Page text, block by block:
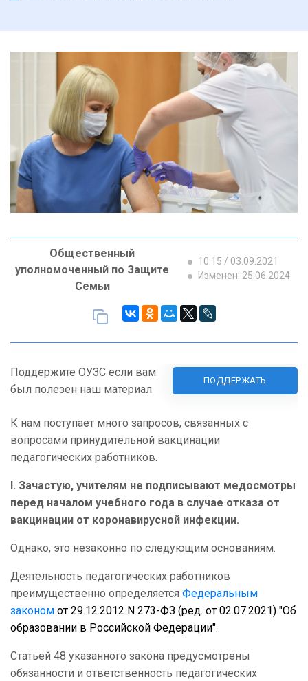
Общественный
уполномоченный по Защите
Семьи
10:15 / 03.09.2021
Изменен: 25.06.2024
Поддержите ОУЗС если вам
был полезен наш материал
ПОДДЕРЖАТЬ
К нам поступает много запросов, связанных с
вопросами принудительной вакцинации
педагогических работников.
I. Зачастую, учителям не подписывают медосмотры
перед началом учебного года в случае отказа от
вакцинации от коронавирусной инфекции.
Однако, это незаконно по следующим основаниям.
Деятельность педагогических работников
преимущественно определяется Федеральным
законом от 29.12.2012 N 273-ФЗ (ред. от 02.07.2021) "Об
образовании в Российской Федерации".
Статьей 48 указанного закона предусмотрены
обязанности и ответственность педагогических